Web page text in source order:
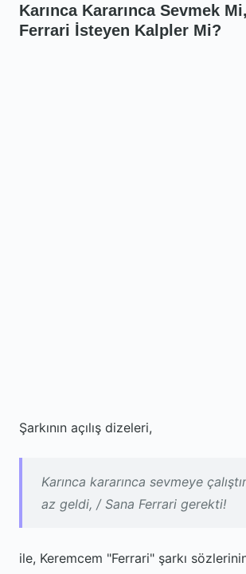
Karınca Kararınca Sevmek
Ferrari İsteyen Kalpler Mi?
Şarkının açılış dizeleri,
Karınca kararınca sevmeye
az geldi, / Sana Ferrari gerekti!
ile, Keremcem "Ferrari" şarkı